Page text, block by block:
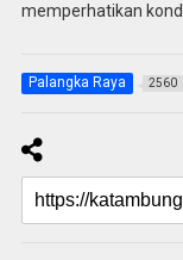
memperhatikan
Palangka Raya 2560